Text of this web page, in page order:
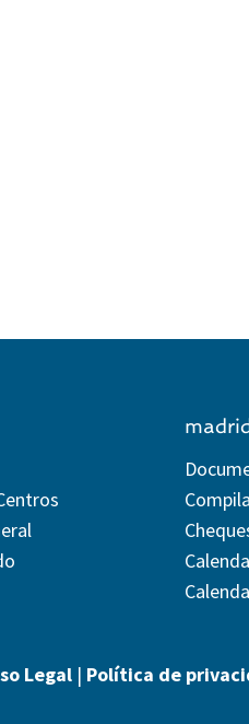
Legal| Política de